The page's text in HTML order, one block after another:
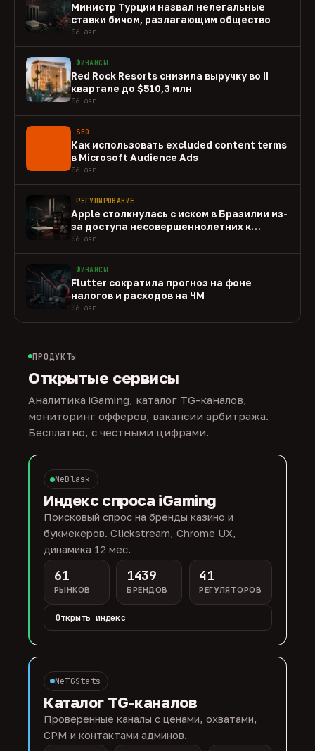
Министр Турции назвал нелегальные
ставки бичом, разлагающим общество
06 авг
ФИНАНСЫ
Red Rock Resorts снизила выручку во II
квартале до $510,3 млн
06 авг
SEO
Как использовать excluded content terms
в Microsoft Audience Ads
06 авг
РЕГУЛИРОВАНИЕ
Apple столкнулась с иском в Бразилии из-
за доступа несовершеннолетних к
gambling-приложениям
06 авг
ФИНАНСЫ
Flutter сократила прогноз на фоне
налогов и расходов на ЧМ
06 авг
ПРОДУКТЫ
Открытые сервисы
Аналитика iGaming, каталог TG-каналов,
мониторинг офферов, вакансии арбитража.
Бесплатно, с честными цифрами.
NeBlask
Индекс спроса iGaming
Поисковый спрос на бренды казино и
букмекеров. Clickstream, Chrome UX,
динамика 12 мес.
61
РЫНКОВ
1439
БРЕНДОВ
41
РЕГУЛЯТОРОВ
Открыть индекс
NeTGStats
Каталог TG-каналов
Проверенные каналы с ценами, охватами,
CPM и контактами админов.